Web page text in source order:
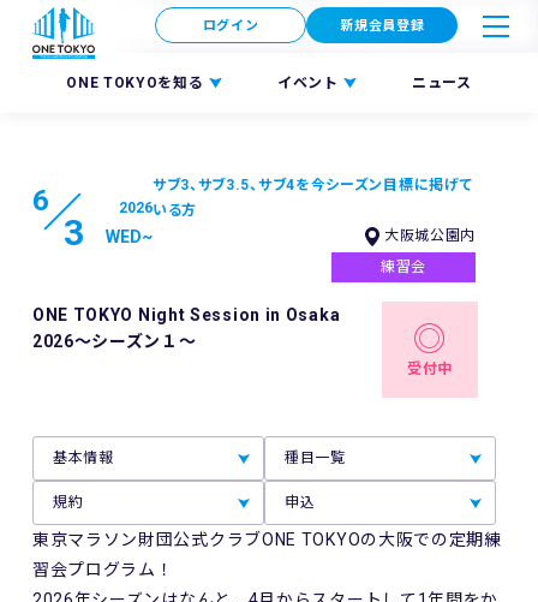
ONE TOKYOを知る イベント ニュース
ログイン 新規会員登録
6
3
2026
WED~
サブ3、サブ3.5、サブ4を今シーズン目標に掲げて
いる方
大阪城公園内
練習会
ONE TOKYO Night Session in Osaka
2026～シーズン１～
受付中
基本情報 種目一覧
規約 申込
東京マラソン財団公式クラブONE TOKYOの大阪での定期練
習会プログラム！